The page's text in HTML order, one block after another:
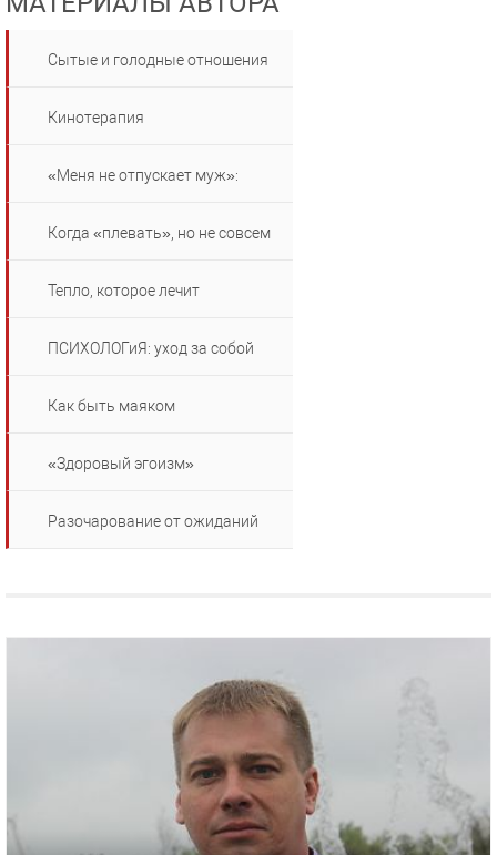
Сытые и голодные отношения
Кинотерапия
«Меня не отпускает муж»:
Когда «плевать», но не совсем
Тепло, которое лечит
ПСИХОЛОГиЯ: уход за собой
Как быть маяком
«Здоровый эгоизм»
Разочарование от ожиданий